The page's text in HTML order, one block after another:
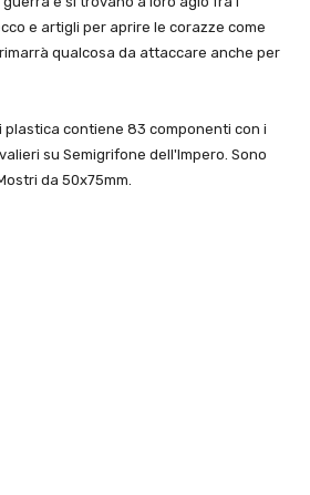
e artigli per aprire le corazze come
qualcosa da attaccare anche per
plastica contiene 83 componenti con i
su Semigrifone dell'Impero. Sono
da 50x75mm.